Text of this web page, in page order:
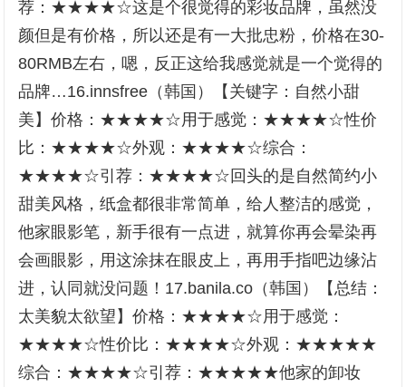
荐：★★★★☆这是个很觉得的彩妆品牌，虽然没
颜但是有价格，所以还是有一大批忠粉，价格在30-
80RMB左右，嗯，反正这给我感觉就是一个觉得的
品牌…16.innsfree（韩国）【关键字：自然小甜
美】价格：★★★★☆用于感觉：★★★★☆性价
比：★★★★☆外观：★★★★☆综合：
★★★★☆引荐：★★★★☆回头的是自然简约小
甜美风格，纸盒都很非常简单，给人整洁的感觉，
他家眼影笔，新手很有一点进，就算你再会晕染再
会画眼影，用这涂抹在眼皮上，再用手指吧边缘沾
进，认同就没问题！17.banila.co（韩国）【总结：
太美貌太欲望】价格：★★★★☆用于感觉：
★★★★☆性价比：★★★★☆外观：★★★★★
综合：★★★★☆引荐：★★★★★他家的卸妆